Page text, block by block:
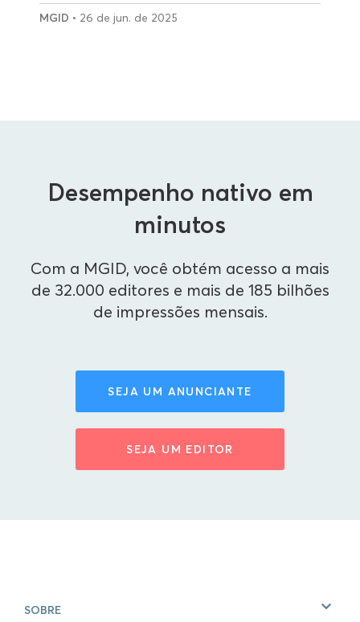
MGID • 26 de jun. de 2025
Desempenho nativo em
minutos
Com a MGID, você obtém acesso a mais
de 32.000 editores e mais de 185 bilhões
de impressões mensais.
SEJA UM ANUNCIANTE
SEJA UM EDITOR
SOBRE